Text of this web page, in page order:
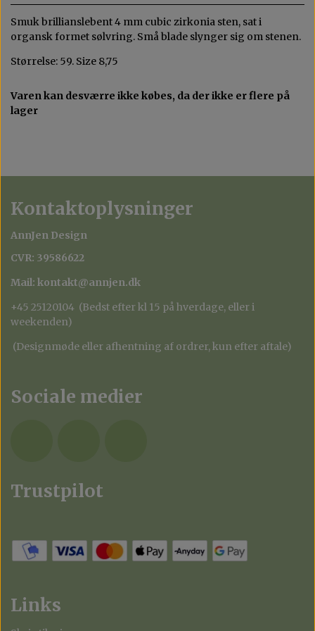
AGAT
OPAL
MAX 200 KR
Smuk brillianslebent 4 mm cubic zirkonia sten, sat i
organsk formet sølvring. Små blade slynger sig om stenen.
Størrelse: 59. Size 8,75
Varen kan desværre ikke købes, da der ikke er flere på
lager
Kontaktoplysninger
AnnJen Design
CVR: 39586622
Mail: kontakt@annjen.dk
+45 25120104 (Bedst efter kl 15 på hverdage, eller i
weekenden)
(Designmøde eller afhentning af ordrer, kun efter aftale)
Sociale medier
Trustpilot
Links